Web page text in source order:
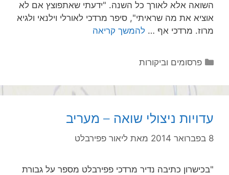
השואה אלא לאורך כל השנה. "ידעתי שאתפוצץ אם לא
אוציא את מה שראיתי", סיפר מרדכי לאורלי וילנאי ולגיא
מרוז. מרדכי אף … להמשך קריאה
קטגוריות
פרסומים וביקורות
עדויות ניצולי שואה – מעריב
8 בפברואר 2014 מאת ליאור פפירבלט
"בכישרון כתיבה נדיר מרדכי פפירבלט מספר על גבורת